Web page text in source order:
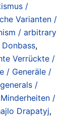
/
Varianten /
/ arbitrary
Donbass,
Verrückte /
/ Generäle /
/
Minderheiten /
Drapatyj,